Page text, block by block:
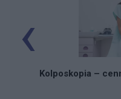
Kolposkopia –
‹